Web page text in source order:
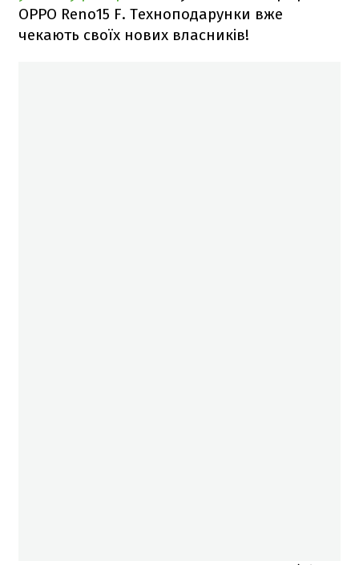
OPPO Reno15 F. Техноподарунки вже
чекають своїх нових власників!